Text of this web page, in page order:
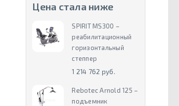
Цена стала ниже
SPIRIT MS300 –
реабилитационный
горизонтальный
степпер
1 214 762 руб.
Rebotec Arnold 125 –
подъемник